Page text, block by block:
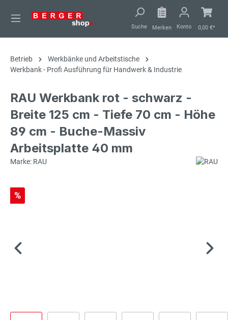
springen
Suche Merken Konto 0,00 €*
Betrieb
Werkbänke und Arbeitstische
Werkbank - Profi Ausführung für Handwerk & Industrie
RAU Werkbank rot - schwarz -
Breite 125 cm - Tiefe 70 cm - Höhe
89 cm - Buche-Massiv
Arbeitsplatte 40 mm
Marke: RAU
%